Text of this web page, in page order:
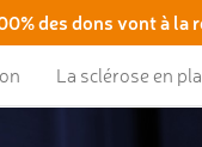
des dons vont à la
La sclérose en